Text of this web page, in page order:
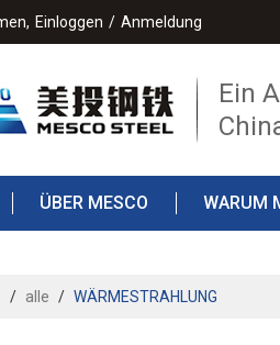
Einloggen / Anmeldung
Ein
ÜBER MESCO WARUM
/ alle / WÄRMESTRAHLUNG